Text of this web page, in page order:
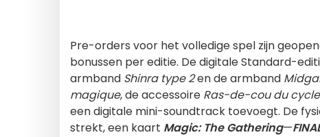
Pre-orders voor het volledige spel zijn
bonussen per editie. De digitale Standard-
armband Shinra type 2en de armband
magique, de accessoire Ras-de-cou du
een digitale mini-soundtrack toevoegt. De
strekt, een kaart Magic: The Gathering—